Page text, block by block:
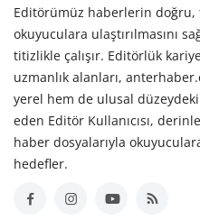
Editörümüz haberlerin doğru,
okuyuculara ulaştırılmasını
titizlikle çalışır. Editörlük
uzmanlık alanları,
yerel hem de ulusal
eden Editör Kullanıcısı,
haber dosyalarıyla
hedefler.